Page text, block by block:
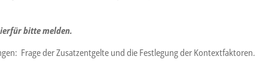
bitte melden.
Frage der Zusatzentgelte und die Festlegung der Kontextfaktoren.